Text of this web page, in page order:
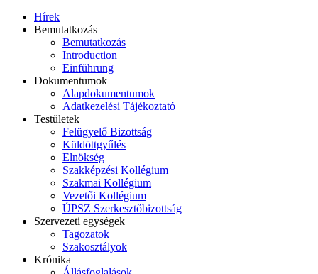
Hírek
Bemutatkozás
Bemutatkozás
Introduction
Einführung
Dokumentumok
Alapdokumentumok
Adatkezelési Tájékoztató
Testületek
Felügyelő Bizottság
Küldöttgyűlés
Elnökség
Szakképzési Kollégium
Szakmai Kollégium
Vezetői Kollégium
ÚPSZ Szerkesztőbizottság
Szervezeti egységek
Tagozatok
Szakosztályok
Krónika